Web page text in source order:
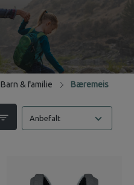
Barn & familie Bæremeis
Anbefalt